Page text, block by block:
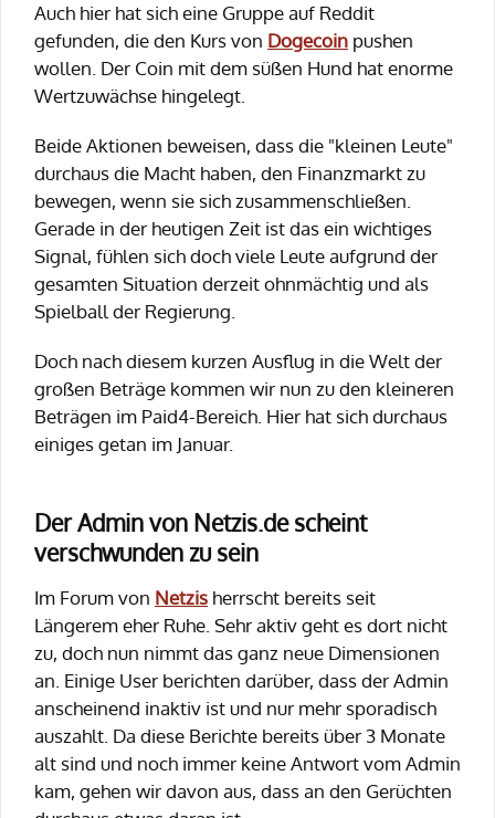
Auch hier hat sich eine Gruppe auf Reddit
gefunden, die den Kurs von Dogecoin pushen
wollen. Der Coin mit dem süßen Hund hat enorme
Wertzuwächse hingelegt.
Beide Aktionen beweisen, dass die "kleinen Leute"
durchaus die Macht haben, den Finanzmarkt zu
bewegen, wenn sie sich zusammenschließen.
Gerade in der heutigen Zeit ist das ein wichtiges
Signal, fühlen sich doch viele Leute aufgrund der
gesamten Situation derzeit ohnmächtig und als
Spielball der Regierung.
Doch nach diesem kurzen Ausflug in die Welt der
großen Beträge kommen wir nun zu den kleineren
Beträgen im Paid4-Bereich. Hier hat sich durchaus
einiges getan im Januar.
Der Admin von Netzis.de scheint
verschwunden zu sein
Im Forum von Netzis herrscht bereits seit
Längerem eher Ruhe. Sehr aktiv geht es dort nicht
zu, doch nun nimmt das ganz neue Dimensionen
an. Einige User berichten darüber, dass der Admin
anscheinend inaktiv ist und nur mehr sporadisch
auszahlt. Da diese Berichte bereits über 3 Monate
alt sind und noch immer keine Antwort vom Admin
kam, gehen wir davon aus, dass an den Gerüchten